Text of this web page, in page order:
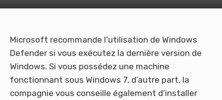
Microsoft recommande l’utilisation de Windows
Defender si vous exécutez la dernière version de
Windows. Si vous possédez une machine
fonctionnant sous Windows 7, d’autre part, la
compagnie vous conseille également d’installer